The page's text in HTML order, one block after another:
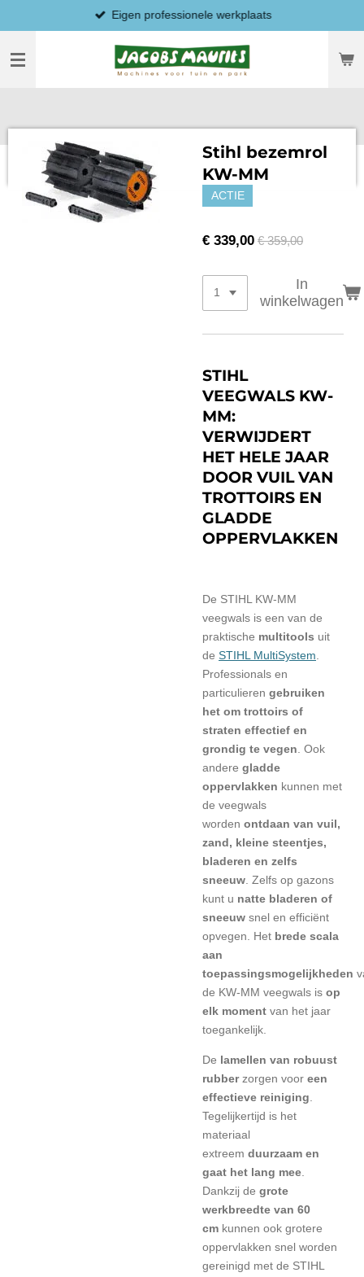
direct
naar
hoofdinhoud
Eigen professionele werkplaats
Stihl bezemrol
KW-MM
ACTIE
€ 339,00 € 359,00
In
winkelwagen
STIHL
VEEGWALS KW-
MM:
VERWIJDERT
HET HELE JAAR
DOOR VUIL VAN
TROTTOIRS EN
GLADDE
OPPERVLAKKEN
De STIHL KW-MM
veegwals is een van de
praktische multitools uit
de STIHL MultiSystem
Professionals en
particulieren gebruiken
het om trottoirs of
straten effectief en
grondig te vegen . Ook
andere gladde
oppervlakken kunnen met
de veegwals
worden ontdaan van vuil,
zand, kleine steentjes,
bladeren en zelfs
sneeuw . Zelfs op gazons
kunt u natte bladeren of
sneeuw snel en efficiënt
opvegen. Het brede scala
aan
toepassingsmogelijkheden
de KW-MM veegwals is op
elk moment van het jaar
toegankelijk.
De lamellen van robuust
rubber zorgen voor een
effectieve reiniging
Tegelijkertijd is het
materiaal
extreem duurzaam en
gaat het lang mee
Dankzij de grote
werkbreedte van 60
cm kunnen ook grotere
oppervlakken snel worden
gereinigd met de STIHL